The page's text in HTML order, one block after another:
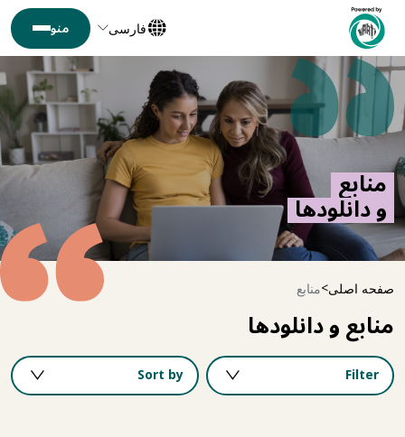
فارسی
منابع
و دانلودها
صفحه اصلی منابع
منابع و دانلودها
Filter
Sort by